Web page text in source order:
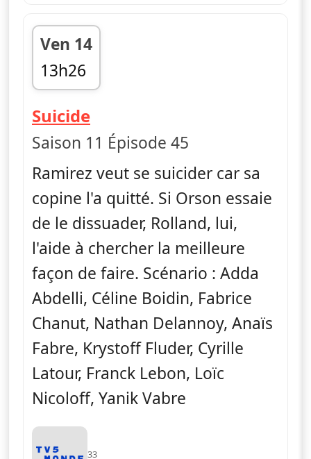
Ven 14
13h26
fin 13h30
Suicide— Vestiaires
Saison 11 Épisode 45
Ramirez veut se suicider car sa
copine l'a quitté. Si Orson essaie
de le dissuader, Rolland, lui,
l'aide à chercher la meilleure
façon de faire. Scénario : Adda
Abdelli, Céline Boidin, Fabrice
Chanut, Nathan Delannoy, Anaïs
Fabre, Krystoff Fluder, Cyrille
Latour, Franck Lebon, Loïc
Nicoloff, Yanik Vabre
33